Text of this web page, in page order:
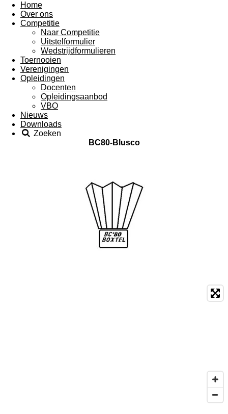
Home
Over ons
Competitie
Naar Competitie
Uitstelformulier
Wedstrijdformulieren
Toernooien
Verenigingen
Opleidingen
Docenten
Opleidingsaanbod
VBO
Nieuws
Downloads
Zoeken
BC80-Blusco